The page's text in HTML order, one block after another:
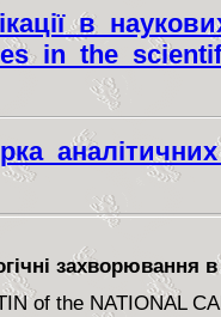
в
in the
захворювання
of the NATIONAL